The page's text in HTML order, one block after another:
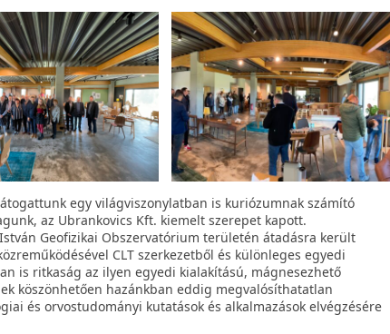
egy világviszonylatban is kuriózumnak számító
az Ubrankovics Kft. kiemelt szerepet kapott.
Geofizikai Obszervatórium területén átadásra került
CLT szerkezetből és különleges egyedi
is ritkaság az ilyen egyedi kialakítású, mágnesezhető
köszönhetően hazánkban eddig megvalósíthatatlan
és orvostudományi kutatások és alkalmazások elvégzésére